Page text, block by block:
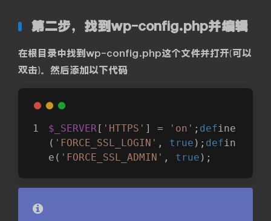
第二步，找到wp-config.php并编辑
在根目录中找到wp-config.php这个文件并打开(可以
双击)。然后添加以下代码
$_SERVER [ 'HTTPS' ] = 'on' ; define
( 'FORCE_SSL_LOGIN' , true ) ; defin
e ( 'FORCE_SSL_ADMIN' , true ) ;